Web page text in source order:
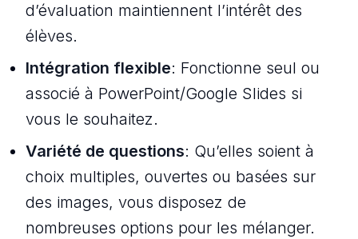
d’évaluation maintiennent l’intérêt des
élèves.
Intégration flexible: Fonctionne seul ou
associé à PowerPoint/Google Slides si
vous le souhaitez.
Variété de questions: Qu’elles soient à
choix multiples, ouvertes ou basées sur
des images, vous disposez de
nombreuses options pour les mélanger.